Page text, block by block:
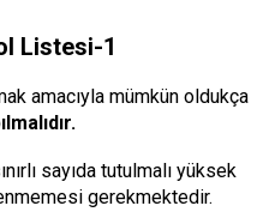
Listesi-1
amacıyla mümkün oldukça
sayıda tutulmalı yüksek
gerekmektedir.